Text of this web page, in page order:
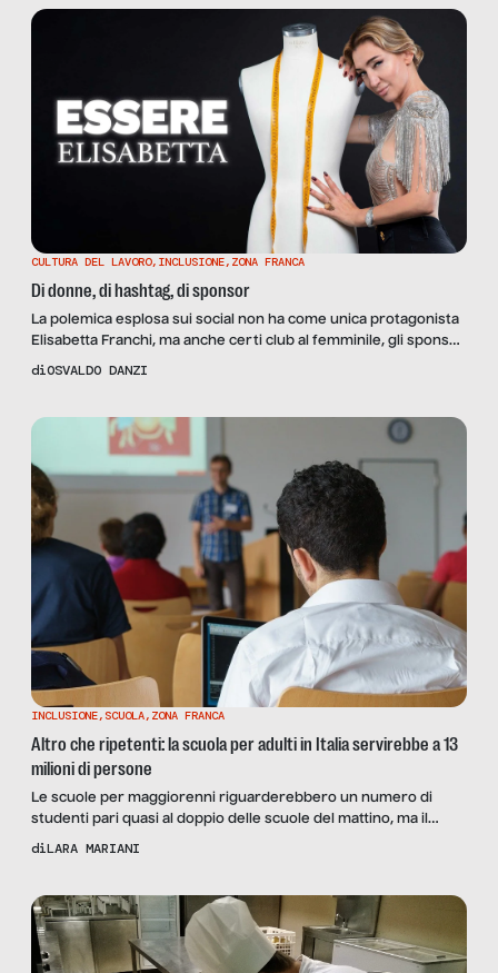
CULTURA DEL LAVORO, INCLUSIONE, ZONA FRANCA
Di donne, di hashtag, di sponsor
La polemica esplosa sui social non ha come unica protagonista
Elisabetta Franchi, ma anche certi club al femminile, gli sponsor
e la retorica di genere.
diOSVALDO DANZI
INCLUSIONE, SCUOLA, ZONA FRANCA
Altro che ripetenti: la scuola per adulti in Italia servirebbe a 13
milioni di persone
Le scuole per maggiorenni riguarderebbero un numero di
studenti pari quasi al doppio delle scuole del mattino, ma il
sistema le ignora. Sul tema intervistiamo il dirigente e
diLARA MARIANI